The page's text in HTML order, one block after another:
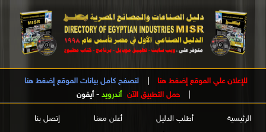
للإعلان علي الموقع إضغط هنا
لتصفح كامل بيانات الموقع إضغط هنا
حمل التطبيق الآن أندرويد - أيفون
الرئيسية أطلب الدليل أعلن معنا
إتصل بنا